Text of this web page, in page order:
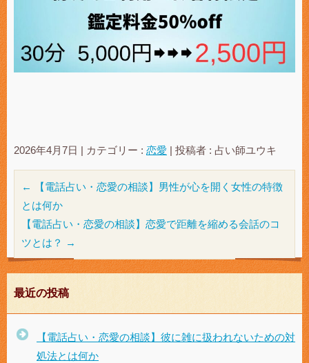
2026年4月7日 | カテゴリー : 恋愛 | 投稿者 : 占い師ユウキ
←
【電話占い・恋愛の相談】男性が心を開く女性の特徴
とは何か
【電話占い・恋愛の相談】恋愛で距離を縮める会話のコ
ツとは？
→
最近の投稿
【電話占い・恋愛の相談】彼に雑に扱われないための対
処法とは何か